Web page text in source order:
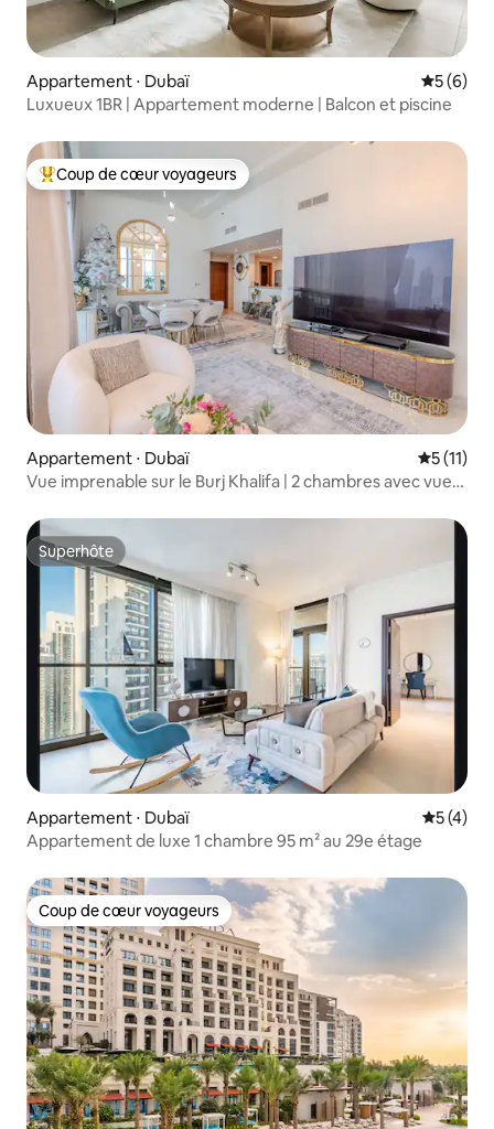
Appartement ⋅ Dubaï
5 (6)
Luxueux 1BR | Appartement moderne | Balcon et piscine
Coups de cœur voyageurs les plus appréciés
Coup de cœur voyageurs
Appartement ⋅ Dubaï
5 (11)
Vue imprenable sur le Burj Khalifa | 2 chambres avec vue
Superhôte
Superhôte
Appartement ⋅ Dubaï
5 (4)
Appartement de luxe 1 chambre 95 m² au 29e étage
Coup de cœur voyageurs
Coup de cœur voyageurs